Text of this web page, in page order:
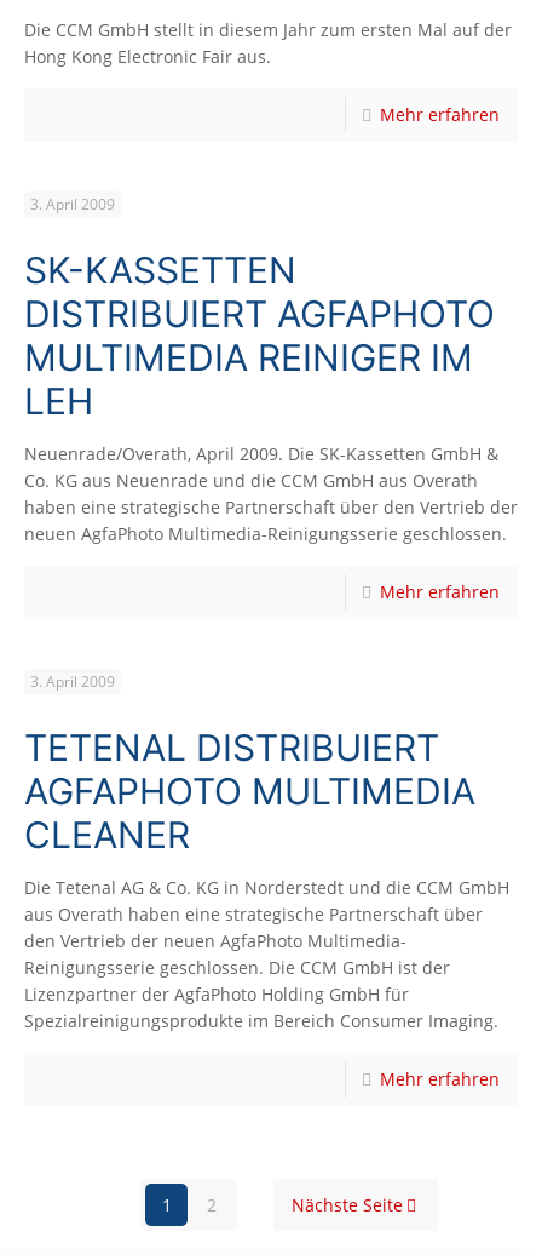
Die CCM GmbH stellt in diesem Jahr zum ersten Mal auf der
Hong Kong Electronic Fair aus.
Mehr erfahren
3. April 2009
SK-KASSETTEN
DISTRIBUIERT AGFAPHOTO
MULTIMEDIA REINIGER IM
LEH
Neuenrade/Overath, April 2009. Die SK-Kassetten GmbH &
Co. KG aus Neuenrade und die CCM GmbH aus Overath
haben eine strategische Partnerschaft über den Vertrieb der
neuen AgfaPhoto Multimedia-Reinigungsserie geschlossen.
Mehr erfahren
3. April 2009
TETENAL DISTRIBUIERT
AGFAPHOTO MULTIMEDIA
CLEANER
Die Tetenal AG & Co. KG in Norderstedt und die CCM GmbH
aus Overath haben eine strategische Partnerschaft über
den Vertrieb der neuen AgfaPhoto Multimedia-
Reinigungsserie geschlossen. Die CCM GmbH ist der
Lizenzpartner der AgfaPhoto Holding GmbH für
Spezialreinigungsprodukte im Bereich Consumer Imaging.
Mehr erfahren
1 2 Nächste Seite